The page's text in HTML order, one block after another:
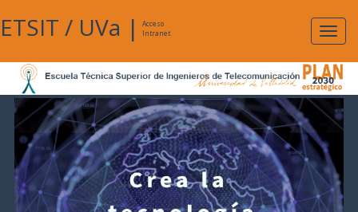
ETSIT / UVa |
Acceso
Intranet